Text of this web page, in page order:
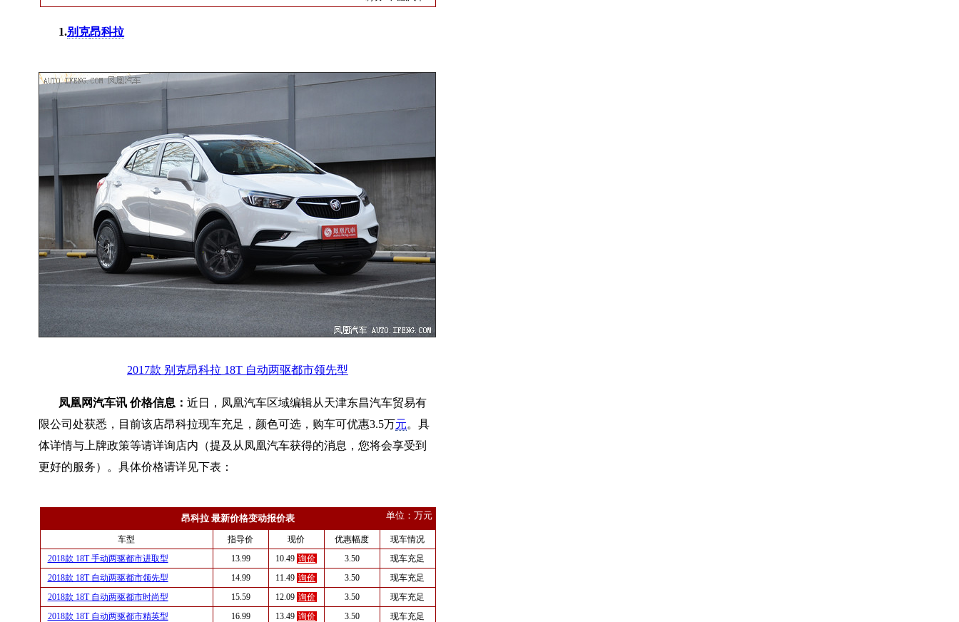
1.别克昂科拉
2017款 别克昂科拉 18T 自动两驱都市领先型
凤凰网汽车讯 价格信息： 近日，凤凰汽车区域编辑从天津东昌汽车贸易有
限公司处获悉，目前该店昂科拉现车充足，颜色可选，购车可优惠3.5万元。具
体详情与上牌政策等请详询店内（提及从凤凰汽车获得的消息，您将会享受到
更好的服务）。具体价格请详见下表：
昂科拉 最新价格变动报价表 单位：万元
车型 指导价 现价 优惠幅度
现车情况
2018款 18T 手动两驱都市进取型
13.99 10.49 询价 3.50
现车充足
2018款 18T 自动两驱都市领先型
14.99 11.49 询价 3.50
现车充足
2018款 18T 自动两驱都市时尚型
15.59 12.09 询价 3.50
现车充足
2018款 18T 自动两驱都市精英型
16.99 13.49 询价 3.50
现车充足